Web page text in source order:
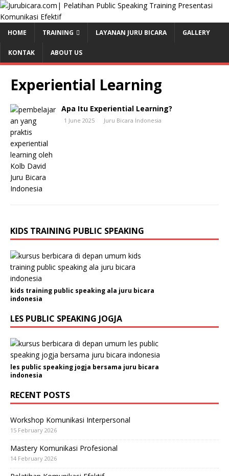
HOME TRAINING LAYANAN JURU BICARA GALLERY
KONTAK ABOUT US
Experiential Learning
Apa Itu Experiential Learning?
1 June 2025 Juru Bicara Indonesia
KIDS TRAINING PUBLIC SPEAKING
kids training public speaking ala juru bicara
indonesia
LES PUBLIC SPEAKING JOGJA
les public speaking jogja bersama juru bicara
indonesia
RECENT POSTS
Workshop Komunikasi Interpersonal
15 February 2026
Mastery Komunikasi Profesional
14 February 2026